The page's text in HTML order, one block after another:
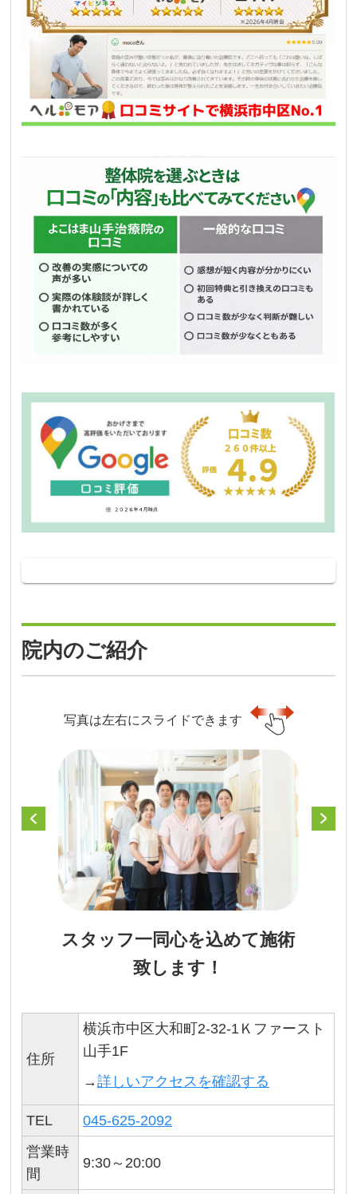
院内のご紹介
写真は左右にスライドできます
スタッフ一同心を込めて施術
致します！
住所
横浜市中区大和町2-32-1Ｋファースト
山手1F
→詳しいアクセスを確認する
TEL
045-625-2092
営業時
間
9:30～20:00